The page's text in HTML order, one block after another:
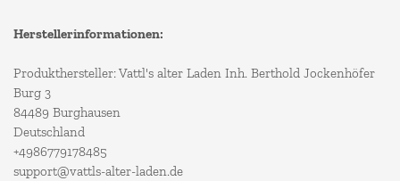
Herstellerinformationen:
Produkthersteller: Vattl's alter Laden Inh. Berthold Jockenhöfer
Burg 3
84489 Burghausen
Deutschland
+4986779178485
support@vattls-alter-laden.de